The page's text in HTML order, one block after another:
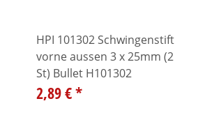
HPI 101302 Schwingenstift
vorne aussen 3 x 25mm (2
St) Bullet H101302
2,89 €*